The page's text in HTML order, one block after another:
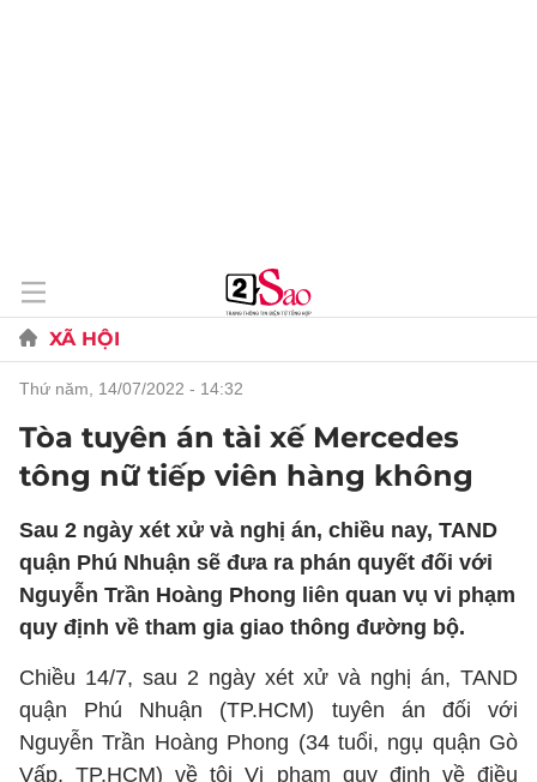
XÃ HỘI
thứ năm, 14/07/2022 - 14:32
Tòa tuyên án tài xế Mercedes
tông nữ tiếp viên hàng không
Sau 2 ngày xét xử và nghị án, chiều nay, TAND
quận Phú Nhuận sẽ đưa ra phán quyết đối với
Nguyễn Trần Hoàng Phong liên quan vụ vi phạm
quy định về tham gia giao thông đường bộ.
Chiều 14/7, sau 2 ngày xét xử và nghị án, TAND
quận Phú Nhuận (TP.HCM) tuyên án đối với
Nguyễn Trần Hoàng Phong (34 tuổi, ngụ quận Gò
Vấp, TP.HCM) về tội Vi phạm quy định về điều